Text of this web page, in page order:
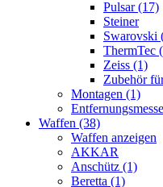
Pulsar (17)
Steiner
Swarovski
ThermTec
Zeiss (1)
Zubehör
Montagen (1)
Waffen (38)
Waffen anzeigen
AKKAR
Anschütz (1)
Beretta (1)